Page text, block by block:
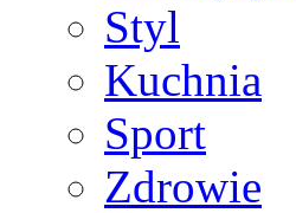
Styl
Kuchnia
Sport
Zdrowie